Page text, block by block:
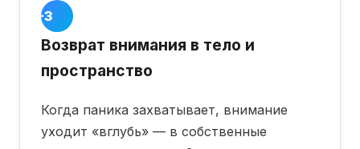
2-3
минуты
Возврат внимания в тело и
пространство
Когда паника захватывает, внимание
уходит «вглубь» — в собственные